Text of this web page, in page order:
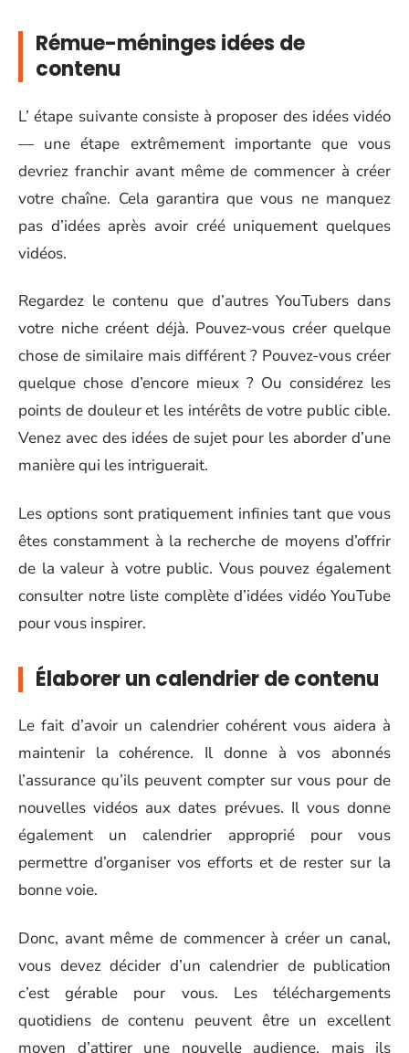
Rémue-méninges idées de
contenu
L’ étape suivante consiste à proposer des idées vidéo
— une étape extrêmement importante que vous
devriez franchir avant même de commencer à créer
votre chaîne. Cela garantira que vous ne manquez
pas d’idées après avoir créé uniquement quelques
vidéos.
Regardez le contenu que d’autres YouTubers dans
votre niche créent déjà. Pouvez-vous créer quelque
chose de similaire mais différent ? Pouvez-vous créer
quelque chose d’encore mieux ? Ou considérez les
points de douleur et les intérêts de votre public cible.
Venez avec des idées de sujet pour les aborder d’une
manière qui les intriguerait.
Les options sont pratiquement infinies tant que vous
êtes constamment à la recherche de moyens d’offrir
de la valeur à votre public. Vous pouvez également
consulter notre liste complète d’idées vidéo YouTube
pour vous inspirer.
Élaborer un calendrier de contenu
Le fait d’avoir un calendrier cohérent vous aidera à
maintenir la cohérence. Il donne à vos abonnés
l’assurance qu’ils peuvent compter sur vous pour de
nouvelles vidéos aux dates prévues. Il vous donne
également un calendrier approprié pour vous
permettre d’organiser vos efforts et de rester sur la
bonne voie.
Donc, avant même de commencer à créer un canal,
vous devez décider d’un calendrier de publication
c’est gérable pour vous. Les téléchargements
quotidiens de contenu peuvent être un excellent
moyen d’attirer une nouvelle audience, mais ils